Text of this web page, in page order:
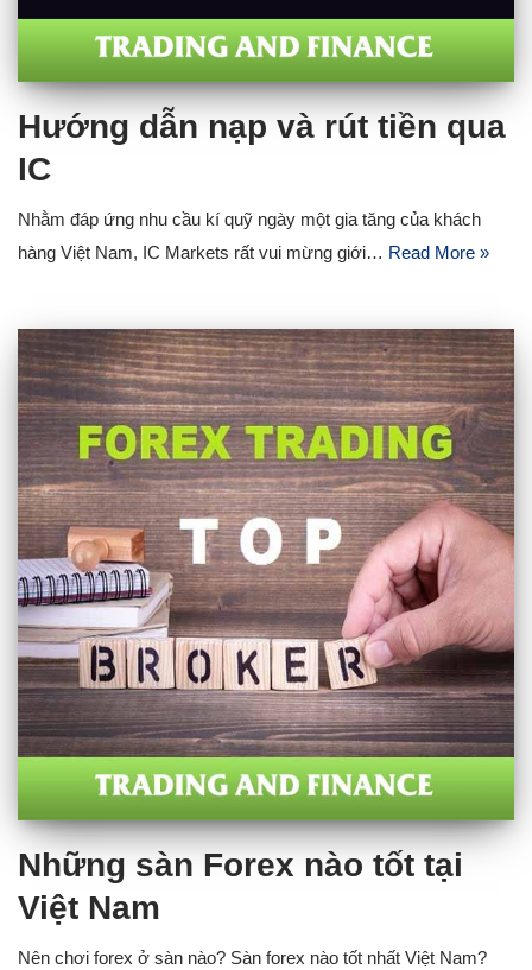
Hướng dẫn nạp và rút tiền qua
IC
Nhằm đáp ứng nhu cầu kí quỹ ngày một gia tăng của khách
hàng Việt Nam, IC Markets rất vui mừng giới… Read More »
Những sàn Forex nào tốt tại
Việt Nam
Nên chơi forex ở sàn nào? Sàn forex nào tốt nhất Việt Nam?